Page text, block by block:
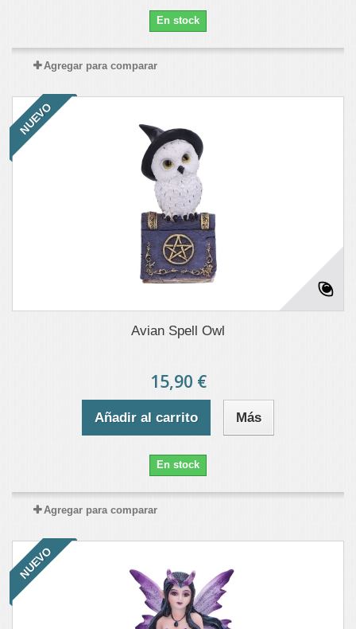
En stock
Agregar para comparar
NUEVO
Avian Spell Owl
15,90 €
Añadir al carrito Más
En stock
Agregar para comparar
NUEVO